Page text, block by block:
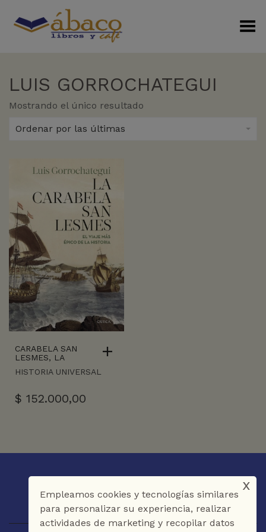
Menú Alterno
LUIS GORROCHATEGUI
Mostrando el único resultado
Ordenar por las últimas
CARABELA SAN
LESMES, LA
HISTORIA UNIVERSAL
$ 152.000,00
Empleamos cookies y tecnologías similares
para personalizar su experiencia, realizar
actividades de marketing y recopilar datos
x